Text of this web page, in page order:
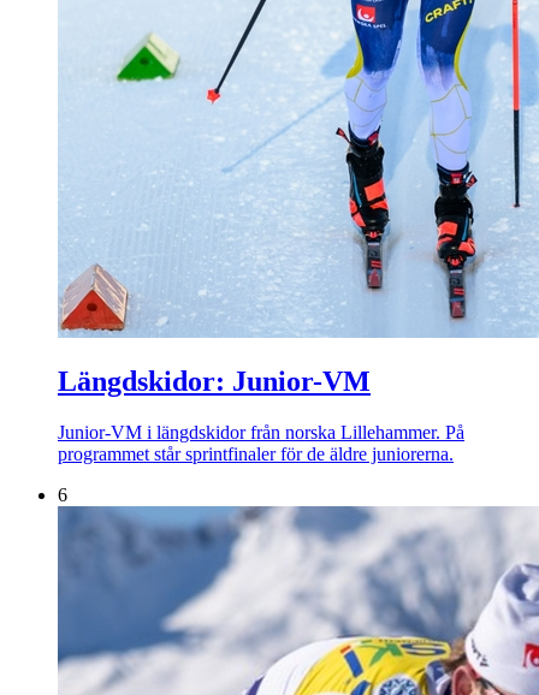
Längdskidor: Junior-VM
Junior-VM i längdskidor från norska Lillehammer. På
programmet står sprintfinaler för de äldre juniorerna.
6